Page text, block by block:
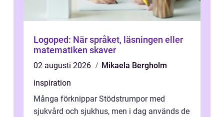
Logoped: När språket, läsningen eller
matematiken skaver
02 augusti 2026
Mikaela Bergholm
inspiration
Många förknippar Stödstrumpor med
sjukvård och sjukhus, men i dag används de